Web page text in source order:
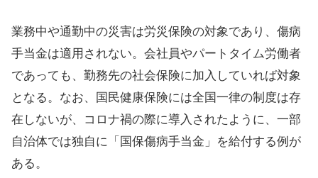
業務中や通勤中の災害は労災保険の対象であり、傷病
手当金は適用されない。会社員やパートタイム労働者
であっても、勤務先の社会保険に加入していれば対象
となる。なお、国民健康保険には全国一律の制度は存
在しないが、コロナ禍の際に導入されたように、一部
自治体では独自に「国保傷病手当金」を給付する例が
ある。